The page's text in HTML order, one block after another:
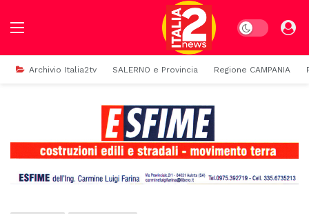
Dark mode
Archivio Italia2tv SALERNO e Provincia Regione CAMPANIA